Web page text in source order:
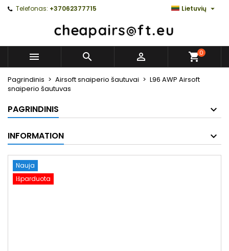
Telefonas: +37062377715 Lietuvių 
   0
Pagrindinis Airsoft snaiperio šautuvai
L96 AWP Airsoft
snaiperio šautuvas
PAGRINDINIS
INFORMATION
Nauja
Išparduota